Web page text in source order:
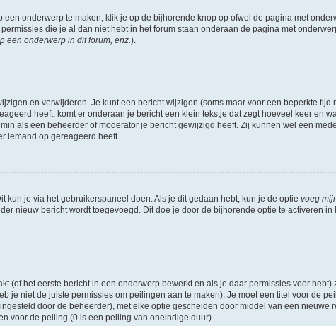
onderwerp te maken, klik je op de bijhorende knop op ofwel de pagina met
die je al dan niet hebt in het forum staan onderaan de pagina met
een onderwerp in dit forum, enz. ).
en verwijderen. Je kunt een bericht wijzigen (soms maar voor een beperkte tijd
heeft, komt er onderaan je bericht een klein tekstje dat zegt hoeveel keer en
als een beheerder of moderator je bericht gewijzigd heeft. Zij kunnen wel een
iemand op gereageerd heeft.
kun je via het gebruikerspaneel doen. Als je dit gedaan hebt, kun je de optie voeg
nieuw bericht wordt toegevoegd. Dit doe je door de bijhorende optie te activeren
(of het eerste bericht in een onderwerp bewerkt en als je daar permissies voor
je niet de juiste permissies om peilingen aan te maken). Je moet een titel voor de
door de beheerder), met elke optie gescheiden door middel van een nieuwe
voor de peiling (0 is een peiling van oneindige duur).